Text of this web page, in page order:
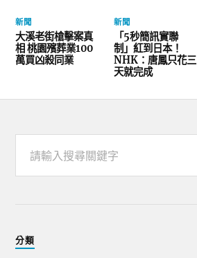
新聞
大溪老街槍擊案真
相 桃園殯葬業100
萬買凶殺同業
新聞
「5秒簡訊實聯
制」紅到日本！
NHK：唐鳳只花三
天就完成
分類